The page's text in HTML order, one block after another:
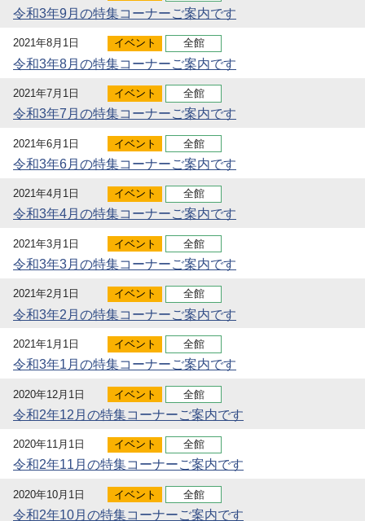
令和3年9月の特集コーナーご案内です
2021年8月1日 イベント 全館
令和3年8月の特集コーナーご案内です
2021年7月1日 イベント 全館
令和3年7月の特集コーナーご案内です
2021年6月1日 イベント 全館
令和3年6月の特集コーナーご案内です
2021年4月1日 イベント 全館
令和3年4月の特集コーナーご案内です
2021年3月1日 イベント 全館
令和3年3月の特集コーナーご案内です
2021年2月1日 イベント 全館
令和3年2月の特集コーナーご案内です
2021年1月1日 イベント 全館
令和3年1月の特集コーナーご案内です
2020年12月1日 イベント 全館
令和2年12月の特集コーナーご案内です
2020年11月1日 イベント 全館
令和2年11月の特集コーナーご案内です
2020年10月1日 イベント 全館
令和2年10月の特集コーナーご案内です